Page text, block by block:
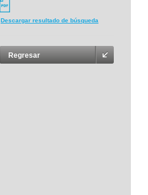
Descargar resultado de búsqueda
Regresar